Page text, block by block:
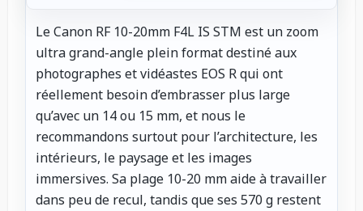
Le Canon RF 10-20mm F4L IS STM est un zoom
ultra grand-angle plein format destiné aux
photographes et vidéastes EOS R qui ont
réellement besoin d’embrasser plus large
qu’avec un 14 ou 15 mm, et nous le
recommandons surtout pour l’architecture, les
intérieurs, le paysage et les images
immersives. Sa plage 10-20 mm aide à travailler
dans peu de recul, tandis que ses 570 g restent